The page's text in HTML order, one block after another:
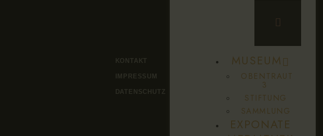
KONTAKT
IMPRESSUM
DATENSCHUTZ
MUSEUM
OBENTRAUT
3
STIFTUNG
SAMMLUNG
EXPONATE